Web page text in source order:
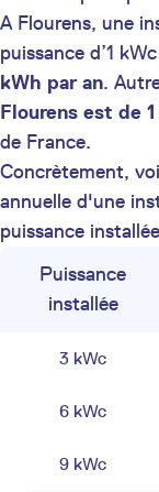
A Flourens, une
puissance d’1
kWh par an.
Flourens est de
de France.
Concrètement,
annuelle d'une
puissance
Puissance
installée
3 kWc
6 kWc
9 kWc